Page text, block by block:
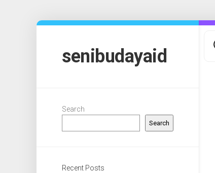
senibudayaid
Search
Search
Recent Posts